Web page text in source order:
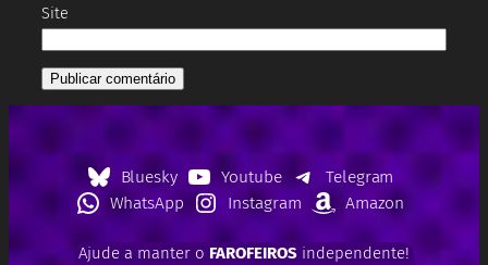
Site
Bluesky Youtube
Telegram
WhatsApp
Instagram Amazon
Ajude a manter o FAROFEIROSindependente!